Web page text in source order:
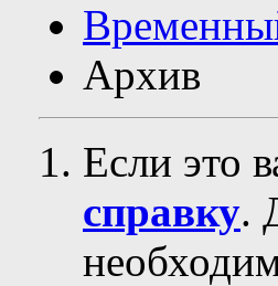
Архив
Если это
справку.